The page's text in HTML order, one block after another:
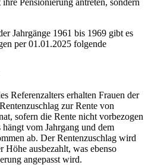
Jahrgänge 1961 bis 1969 gibt es
per 01.01.2025 folgende
Referenzalters erhalten Frauen der
zur Rente von
sofern die Rente nicht vorbezogen
vom Jahrgang und dem
ab. Der Rentenzuschlag wird
Höhe ausbezahlt, was ebenso
angepasst wird.